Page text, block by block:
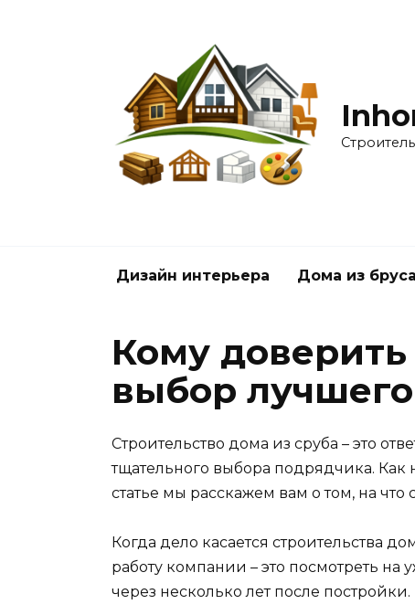
Дизайн интерьера Дома из бруса
Кому доверить
выбор
Строительство дома из сруба – это
тщательного выбора подрядчика.
статье мы расскажем вам о том, на
Когда дело касается строительства
работу компании – это посмотреть
через несколько лет после постройки.